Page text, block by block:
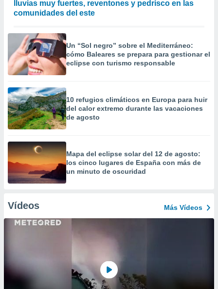
lluvias muy fuertes, reventones y pedrisco en las
comunidades del este
Un “Sol negro” sobre el Mediterráneo:
cómo Baleares se prepara para gestionar el
eclipse con turismo responsable
10 refugios climáticos en Europa para huir
del calor extremo durante las vacaciones
de agosto
Mapa del eclipse solar del 12 de agosto:
los cinco lugares de España con más de
un minuto de oscuridad
Vídeos Más Vídeos